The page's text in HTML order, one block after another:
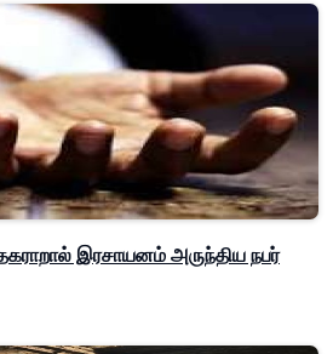
இரசாயனம் அருந்திய நபர்